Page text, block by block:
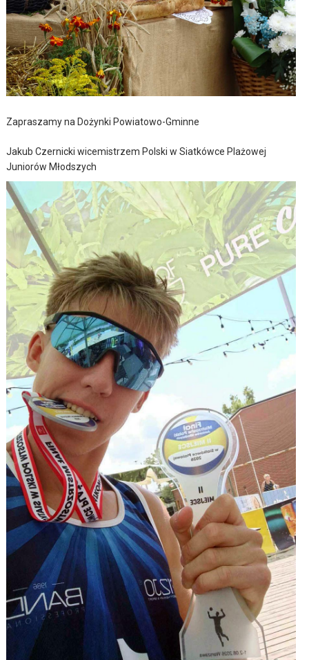
Zapraszamy na Dożynki Powiatowo-Gminne
Jakub Czernicki wicemistrzem Polski w Siatkówce Plażowej
Juniorów Młodszych